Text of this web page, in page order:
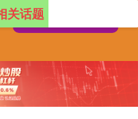
关话题